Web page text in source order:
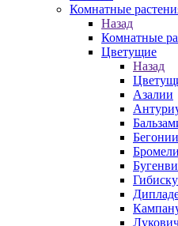
Комнатные
Назад
Комнатные
Цветущие
Назад
Азалии
Бегонии